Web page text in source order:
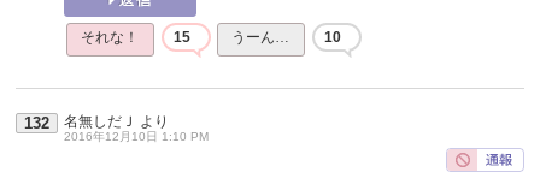
それな！ 15 うーん… 10
132 名無しだＪ より
2016年12月10日 1:10 PM